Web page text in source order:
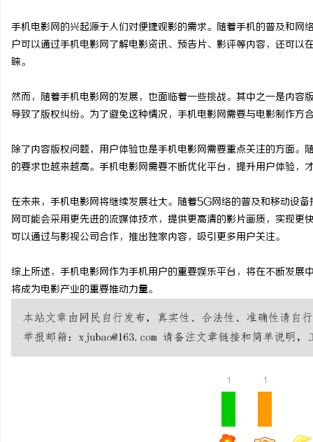
手机电影网的兴起源于人们对便捷观影的需求。随着手机的普及和
户可以通过手机电影网了解电影资讯、预告片、影评等内容，还可
睐。
然而，随着手机电影网的发展，也面临着一些挑战。其中之一是内
导致了版权纠纷。为了避免这种情况，手机电影网需要与电影制作方
除了内容版权问题，用户体验也是手机电影网需要重点关注的方面
的要求也越来越高。手机电影网需要不断优化平台，提升用户体验，
在未来，手机电影网将继续发展壮大。随着5G网络的普及和移动设
网可能会采用更先进的流媒体技术，提供更高清的影片画质，实现
可以通过与影视公司合作，推出独家内容，吸引更多用户关注。
综上所述，手机电影网作为手机用户的重要娱乐平台，将在不断发
将成为电影产业的重要推动力量。
1 1
气质加分项